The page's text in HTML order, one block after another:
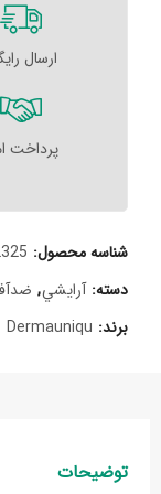
ارسال
پرداخت
شناسه محصول:
دسته: آرايشي,
برند: Dermauniqu
توضیحات